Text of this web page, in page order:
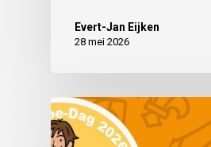
Evert-Jan Eijken
28 mei 2026